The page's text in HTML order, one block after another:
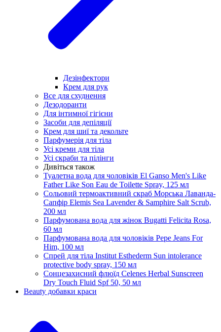
Дезінфектори
Крем для рук
Все для схуднення
Дезодоранти
Для інтимної гігієни
Засоби для депіляції
Крем для шиї та декольте
Парфумерія для тіла
Усі креми для тіла
Усі скраби та пілінги
Дивіться також
Туалетна вода для чоловіків El Ganso Men's Like
Father Like Son Eau de Toilette Spray, 125 мл
Сольовий термоактивний скраб Морська Лаванда-
Сапфір Elemis Sea Lavender & Samphire Salt Scrub,
200 мл
Парфумована вода для жінок Bugatti Felicita Rosa,
60 мл
Парфумована вода для чоловіків Pepe Jeans For
Him, 100 мл
Спрей для тіла Institut Esthederm Sun intolerance
protective body spray, 150 мл
Сонцезахисний флюїд Celenes Herbal Sunscreen
Dry Touch Fluid Spf 50, 50 мл
Beauty добавки краси